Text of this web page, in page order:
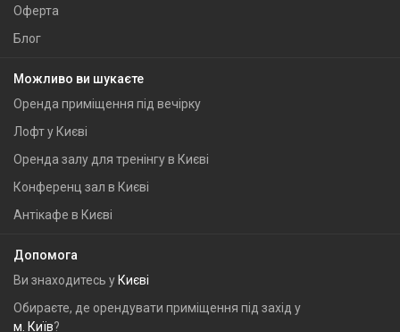
Оферта
Блог
Можливо ви шукаєте
Оренда приміщення під вечірку
Лофт у Києві
Оренда залу для тренінгу в Києві
Конференц зал в Києві
Антікафе в Києві
Допомога
Ви знаходитесь у Києві
Обираєте, де орендувати приміщення під захід у
м. Київ?